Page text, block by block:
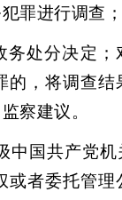
罪进行调查；
务处分决定
，将调查
察建议。
中国共产党
者委托管理